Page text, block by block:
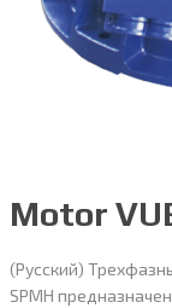
Motor
(Русский)
SPMH